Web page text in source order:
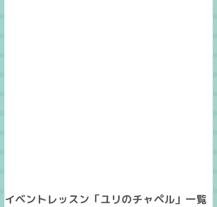
イベントレッスン「ユリのチャペル」一覧